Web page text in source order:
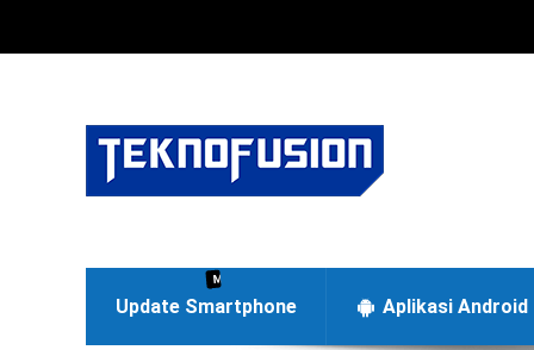
Update Smartphone
Menyajikan berita terbaru di dunia teknologi
Aplikasi Android